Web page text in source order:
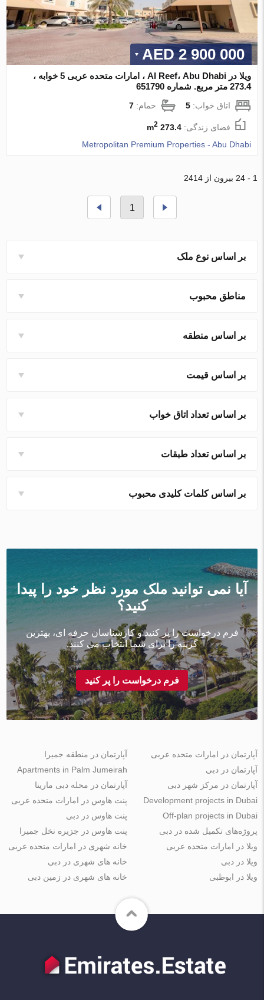
2 900 000 AED
ویلا در Al Reef، Abu Dhabi ، امارات متحده عربی 5 خوابه ،
273.4 متر مربع. شماره 651790
اتاق خواب:5 حمام:7
فضای زندگی:273.4 m
2
Metropolitan Premium Properties - Abu Dhabi
1 - 24 بیرون از 2414
1
بر اساس نوع ملک
مناطق محبوب
بر اساس منطقه
بر اساس قیمت
بر اساس تعداد اتاق خواب
بر اساس تعداد طبقات
بر اساس کلمات کلیدی محبوب
آیا نمی توانید ملک مورد نظر خود را پیدا
کنید؟
فرم درخواست را پر کنید و کارشناسان حرفه ای، بهترین
گزینه را برای شما انتخاب می کنند.
فرم درخواست را پر کنید
آپارتمان در امارات متحده عربی
آپارتمان در دبی
آپارتمان در مرکز شهر دبی
آپارتمان در منطقه جمیرا
Apartments in Palm Jumeirah
آپارتمان در محله دبی مارینا
Development projects in Dubai
Off-plan projects in Dubai
پروژه‌های تکمیل شده در دبی
پنت هاوس در امارات متحده عربی
پنت هاوس در دبی
پنت هاوس در جزیره نخل جمیرا
ویلا در امارات متحده عربی
ویلا در دبی
ویلا در ابوظبی
خانه شهری در امارات متحده عربی
خانه های شهری در دبی
خانه های شهری در زمین دبی